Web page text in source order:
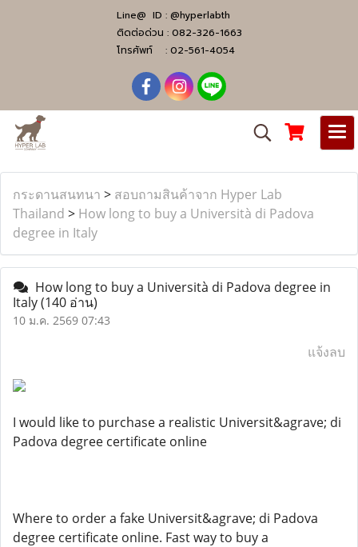
Line@ ID : @hyperlabth
ติดต่อด่วน : 082-326-1663
โทรศัพท์ : 02-561-4054
กระดานสนทนา > สอบถามสินค้าจาก Hyper Lab
Thailand > How long to buy a Università di Padova
degree in Italy
How long to buy a Università di Padova degree in
Italy(140 อ่าน)
10 ม.ค. 2569 07:43
แจ้งลบ
I would like to purchase a realistic Universit&agrave; di
Padova degree certificate online
Where to order a fake Universit&agrave; di Padova
degree certificate online. Fast way to buy a